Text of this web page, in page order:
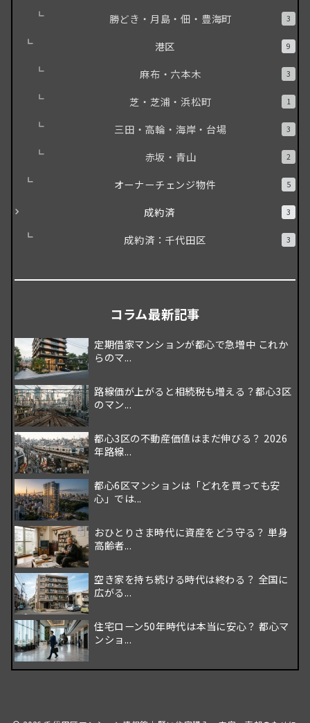
勝どき・月島・佃・豊海町 3
港区 9
麻布・六本木 3
芝・芝浦・浜松町 1
三田・高輪・海岸・台場 3
赤坂・青山 2
オーナーチェンジ物件 5
成約済 3
成約済：千代田区 3
コラム最新記事
定期借家マンションが都心で急増中 これか
らのマ...
路線価が上がると相続税も増える？都心3区
のマン...
都心3区の不動産価値はまだ伸びる？ 2026
年路線...
都心6区マンションは「どれを買っても安
心」では...
おひとりさま時代に資産をどう守る？ 単身
高齢者...
空き家を持ち続ける時代は終わる？ 全国に
広がる...
住宅ローン50年時代は本当に安心？ 都心マ
ンショ...